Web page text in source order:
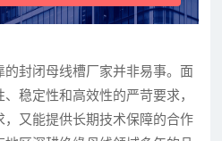
封闭母线槽厂家并非易事。面
稳定性和高效性的严苛要求，
又能提供长期技术保障的合作